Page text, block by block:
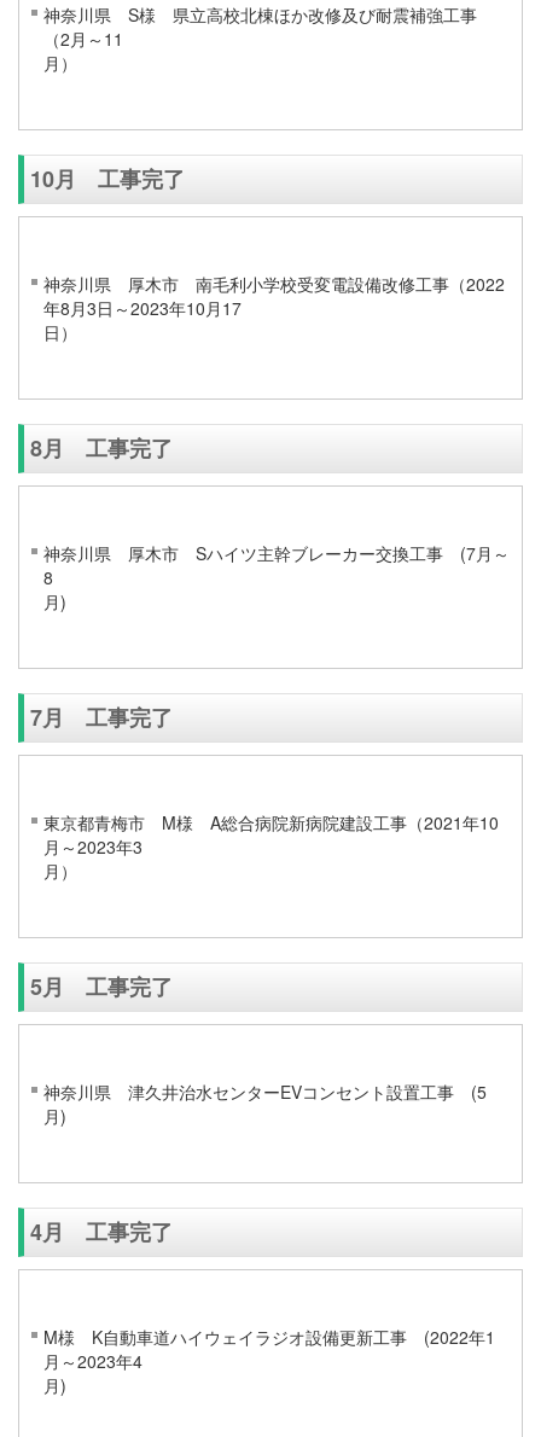
神奈川県 S様 県立高校北棟ほか改修及び耐震補強工事
（2月～11
10月 工事完了
神奈川県 厚木市 南毛利小学校受変電設備改修工事（2022
年8月3日～2023年10月17
8月 工事完了
神奈川県 厚木市 Sハイツ主幹ブレーカー交換工事 (7月～
8
7月 工事完了
東京都青梅市 M様 A総合病院新病院建設工事（2021年10
月～2023年3
5月 工事完了
神奈川県 津久井治水センターEVコンセント設置工事 (5
4月 工事完了
M様 K自動車道ハイウェイラジオ設備更新工事 (2022年1
月～2023年4